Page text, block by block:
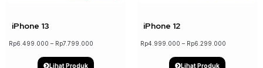
iPhone 13
Rp6.499.000 – Rp7.799.000
Lihat Produk
iPhone 12
Rp4.999.000 – Rp6.299.000
Lihat Produk